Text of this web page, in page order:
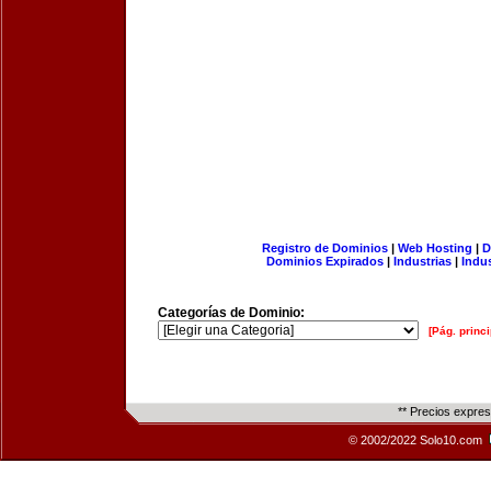
Registro de Dominios| Web Hosting |
Dominios Expirados | Industrias |
Categorías de Dominio:
[Pág.
** Precios
© 2002/2022 Solo10.com